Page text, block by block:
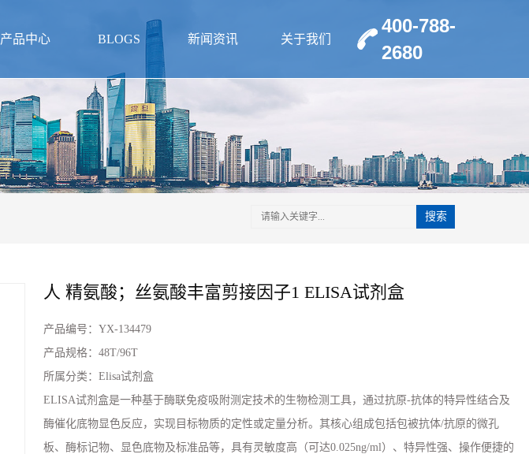
产品中心 BLOGS 新闻资讯 关于我们
400-788-
2680
搜索
人 精氨酸；丝氨酸丰富剪接因子1 ELISA试剂盒
产品编号： YX-134479
产品规格： 48T/96T
所属分类： Elisa试剂盒
ELISA试剂盒是一种基于酶联免疫吸附测定技术的生物检测工具，通过抗原-抗体的特异性结合及
酶催化底物显色反应，实现目标物质的定性或定量分析。其核心组成包括包被抗体/抗原的微孔
板、酶标记物、显色底物及标准品等，具有灵敏度高（可达0.025ng/ml）、特异性强、操作便捷的